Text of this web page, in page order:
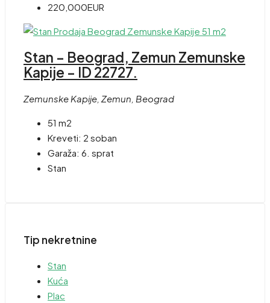
220,000EUR
Stan – Beograd, Zemun Zemunske
Kapije – ID 22727.
Zemunske Kapije, Zemun, Beograd
51 m2
Kreveti: 2 soban
Garaža: 6. sprat
Stan
Tip nekretnine
Stan
Kuća
Plac